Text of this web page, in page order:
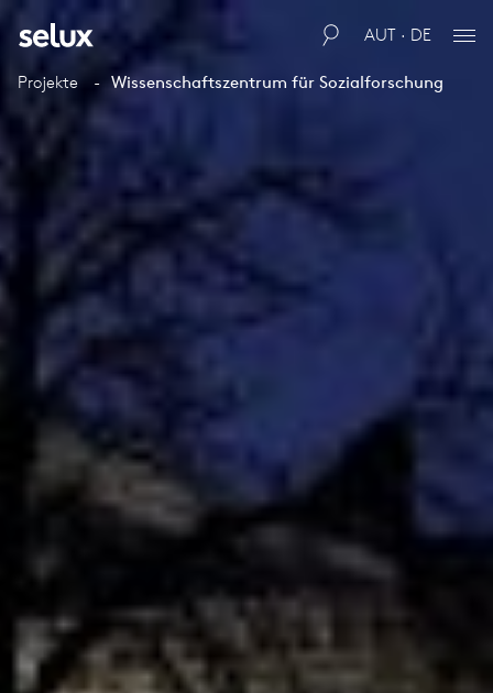
AUT · DE
Projekte Wissenschaftszentrum für Sozialforschung